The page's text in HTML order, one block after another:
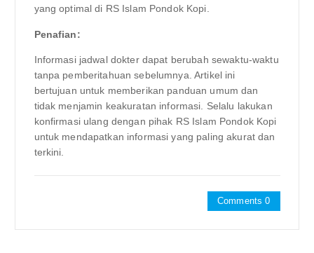
yang optimal di RS Islam Pondok Kopi.
Penafian:
Informasi jadwal dokter dapat berubah sewaktu-waktu
tanpa pemberitahuan sebelumnya. Artikel ini
bertujuan untuk memberikan panduan umum dan
tidak menjamin keakuratan informasi. Selalu lakukan
konfirmasi ulang dengan pihak RS Islam Pondok Kopi
untuk mendapatkan informasi yang paling akurat dan
terkini.
Comments 0